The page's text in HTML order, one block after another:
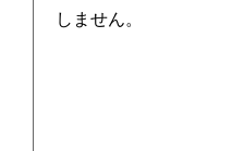
しません。